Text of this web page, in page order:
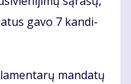
ga­vo 7 kan­di­
man­da­tų